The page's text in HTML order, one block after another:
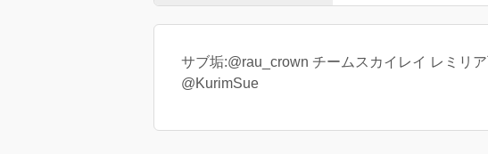
サブ垢:@rau_crown チームスカイレイ レミリ
@KurimSue